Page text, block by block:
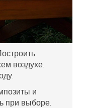
воздухе.
и
при выборе.